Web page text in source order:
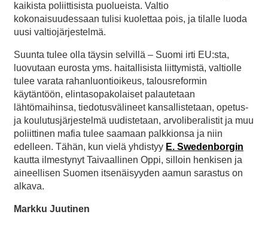
kaikista poliittisista puolueista. Valtio
kokonaisuudessaan tulisi kuolettaa pois, ja tilalle luoda
uusi valtiojärjestelmä.
Suunta tulee olla täysin selvillä – Suomi irti EU:sta,
luovutaan eurosta yms. haitallisista liittymistä, valtiolle
tulee varata rahanluontioikeus, talousreformin
käytäntöön, elintasopakolaiset palautetaan
lähtömaihinsa, tiedotusvälineet kansallistetaan, opetus-
ja koulutusjärjestelmä uudistetaan, arvoliberalistit ja muu
poliittinen mafia tulee saamaan palkkionsa ja niin
edelleen. Tähän, kun vielä yhdistyy E. Swedenborgin
kautta ilmestynyt Taivaallinen Oppi, silloin henkisen ja
aineellisen Suomen itsenäisyyden aamun sarastus on
alkava.
Markku Juutinen